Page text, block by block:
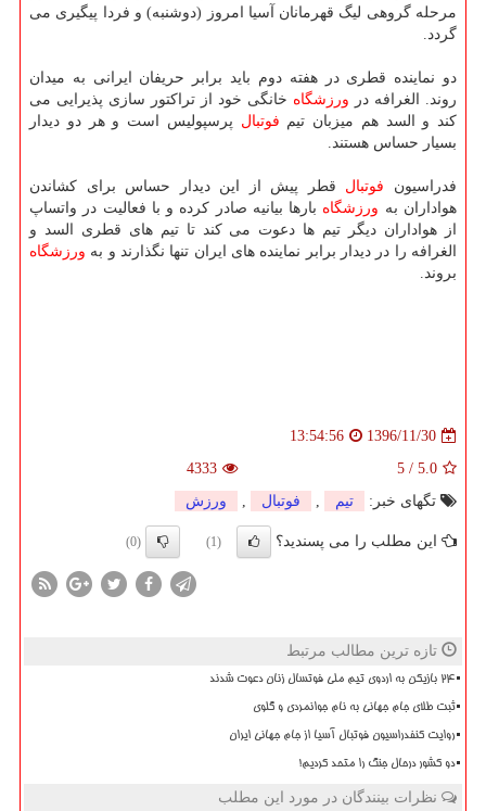
مرحله گروهی لیگ قهرمانان آسیا امروز (دوشنبه) و فردا پیگیری می
گردد.
دو نماینده قطری در هفته دوم باید برابر حریفان ایرانی به میدان
روند. الغرافه در ورزشگاه خانگی خود از تراكتور سازی پذیرایی می
كند و السد هم میزبان تیم فوتبال پرسپولیس است و هر دو دیدار
بسیار حساس هستند.
فدراسیون فوتبال قطر پیش از این دیدار حساس برای كشاندن
هواداران به ورزشگاه بارها بیانیه صادر كرده و با فعالیت در واتساپ
از هواداران دیگر تیم ها دعوت می كند تا تیم های قطری السد و
الغرافه را در دیدار برابر نماینده های ایران تنها نگذارند و به ورزشگاه
بروند.
1396/11/30
13:54:56
5.0
/
5
4333
تگهای خبر:
تیم , فوتبال , ورزش
این مطلب را می پسندید؟ (1)
(0)
تازه ترین مطالب مرتبط
۲۴ بازیکن به اردوی تیم ملی فوتسال زنان دعوت شدند
ثبت طلای جام جهانی به نام جوانمردی و گلوی
روایت کنفدراسیون فوتبال آسیا از جام جهانی ایران
دو کشور درحال جنگ را متحد کردیم!
نظرات بینندگان در مورد این مطلب